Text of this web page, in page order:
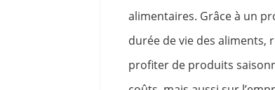
alimentaires. Grâce à un
durée de vie des aliments,
profiter de produits